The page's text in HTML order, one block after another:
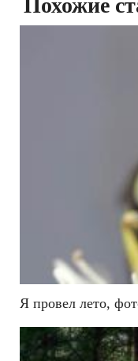
Похожие
Я провел лето,